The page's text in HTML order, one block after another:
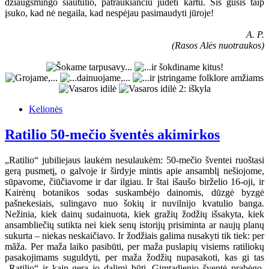
įsuko, kad nė negaila, kad nespėjau pasimaudyti jūroje!
A. P.
(Rasos Alės nuotraukos)
Kelionės
Ratilio 50-mečio šventės akimirkos
„Ratilio“ jubiliejaus laukėm nesulaukėm: 50-mečio šventei ruoštasi
gerą pusmetį, o galvoje ir širdyje mintis apie ansamblį nešiojome,
sūpavome, čiūčiavome ir dar ilgiau. Ir štai išaušo birželio 16-oji, ir
Kairėnų botanikos sodas suskambėjo dainomis, dūzgė byzgė
pašnekesiais, sulingavo nuo šokių ir nuvilnijo kvatulio banga.
Nežinia, kiek dainų sudainuota, kiek gražių žodžių išsakyta, kiek
ansambliečių sutikta nei kiek senų istorijų prisiminta ar naujų planų
sukurta – niekas neskaičiavo. Ir žodžiais galima nusakyti tik tiek: per
mãža. Per maža laiko pasibūti, per maža puslapių visiems ratiliokų
pasakojimams suguldyti, per maža žodžių nupasakoti, kas gi tas